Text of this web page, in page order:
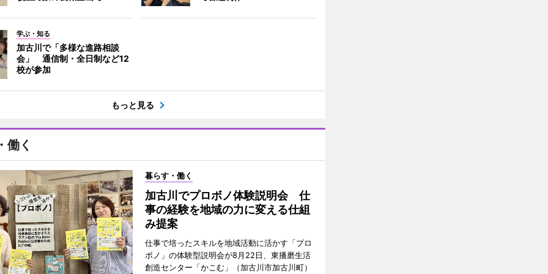
学ぶ・知る
加古川で「多様な進路相談
会」 通信制・全日制など12
校が参加
もっと見る
働く
暮らす・働く
加古川でプロボノ体験説明会 仕
事の経験を地域の力に変える仕組
み提案
仕事で培ったスキルを地域活動に活かす「プロ
ボノ」の体験型説明会が8月22日、東播磨生活
創造センター「かこむ」（加古川市加古川町）